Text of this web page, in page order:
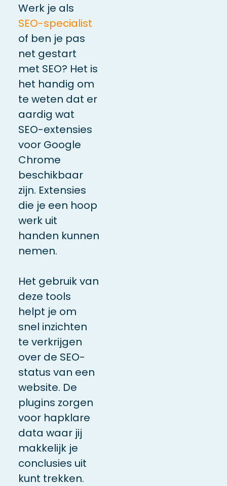
Werk je als
SEO-specialist
of ben je pas
net gestart
met SEO? Het is
het handig om
te weten dat er
aardig wat
SEO-extensies
voor Google
Chrome
beschikbaar
zijn. Extensies
die je een hoop
werk uit
handen kunnen
nemen.
Het gebruik van
deze tools
helpt je om
snel inzichten
te verkrijgen
over de SEO-
status van een
website. De
plugins zorgen
voor hapklare
data waar jij
makkelijk je
conclusies uit
kunt trekken.